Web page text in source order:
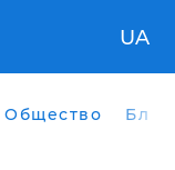
UA
Общество